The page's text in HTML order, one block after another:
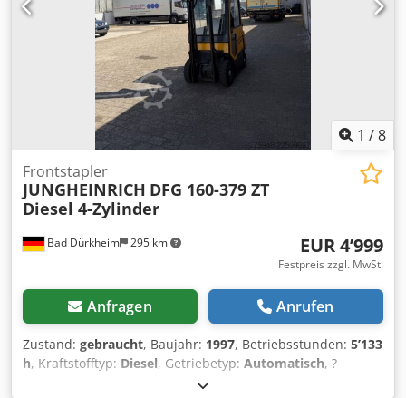
11490 Kg Djdpsylh Hzofx Alyskr
1 /8
Bad Dürkheim 295 km
Frontstapler
JUNGHEINRICH DFG 160-379 ZT
Diesel 4-Zylinder
EUR 4’999
Festpreis zzgl. MwSt.
Anfragen Anrufen
Zustand: gebraucht, Baujahr: 1997, Betriebsstunden: 5’133
h, Kraftstofftyp: Diesel, Getriebetyp: Automatisch, ?
Jungheinrich 4- Zylinder Motor Diesel ? Seitenschieber